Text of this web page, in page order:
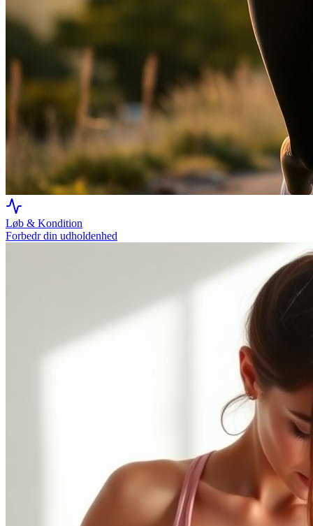
Løb & Kondition
Forbedr din udholdenhed